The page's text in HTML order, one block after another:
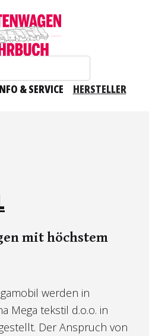
& SERVICE HERSTELLER
mit höchstem
werden in
Mega tekstil d.o.o. in
Der Anspruch von